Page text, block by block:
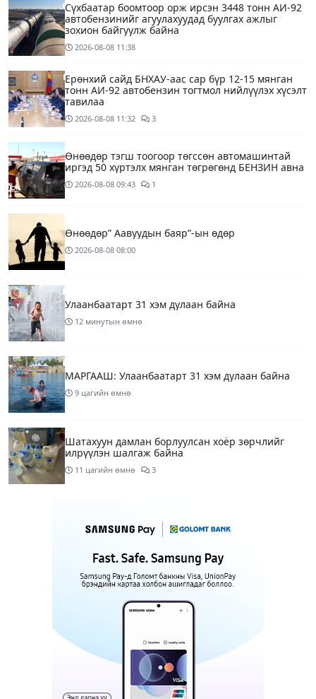
Сүхбаатар боомтоор орж ирсэн 3448 тонн АИ-92
автобензинийг агуулахуудад буулгах ажлыг
зохион байгуулж байна
2026-08-08 11:38
Ерөнхий сайд БНХАУ-аас сар бүр 12-15 мянган
тонн АИ-92 автобензин тогтмол нийлүүлэх хүсэлт
тавилаа
2026-08-08 11:32 3
Өнөөдөр тэгш тоогоор төгссөн автомашинтай
иргэд 50 хүртэлх мянган төгрөгөнд БЕНЗИН авна
2026-08-08 09:43 1
Өнөөдөр” Аавуудын баяр”-ын өдөр
2026-08-08 08:00
Улаанбаатарт 31 хэм дулаан байна
12 минутын өмнө
МАРГААШ: Улаанбаатарт 31 хэм дулаан байна
9 цагийн өмнө
Шатахуун дамлан борлуулсан хоёр зөрчлийг
илрүүлэн шалгаж байна
11 цагийн өмнө 3
урьдчилсан төлөв
Шатахуун дамлаж байгаа асуудалд ТЕГ-аас
холбогдох мэдээллийн дагуу шалгалтын
ажиллагааг эрчимжүүлж байна
Аялал жуулчлалын компанийн автомашинуудыг
ШТС-ууд хязгаарлалтгүйгээр шатахуун олгох
боломжоор хангана
16 цагийн өмнө